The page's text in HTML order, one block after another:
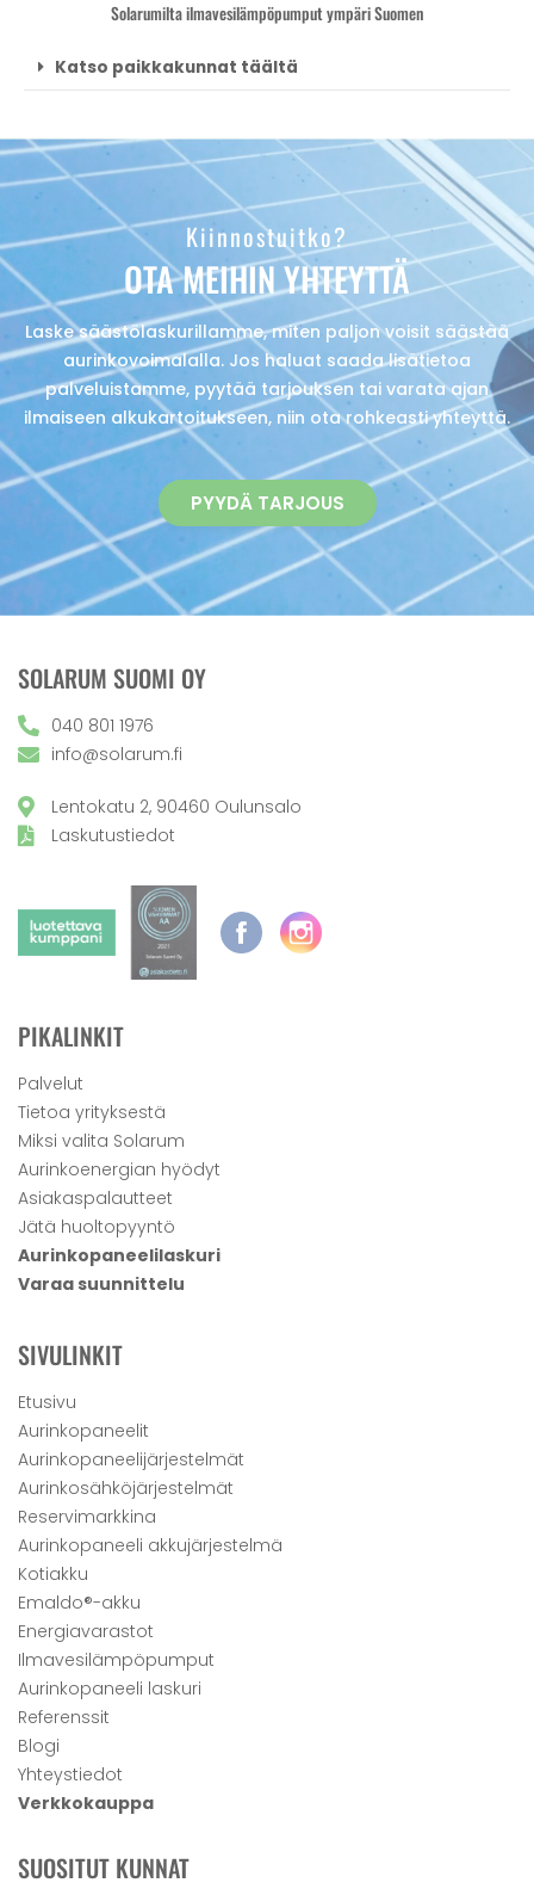
Solarumilta ilmavesilämpöpumput ympäri Suomen
Katso paikkakunnat täältä
Kiinnostuitko?
OTA MEIHIN YHTEYTTÄ
Laske säästölaskurillamme, miten paljon voisit säästää
aurinkovoimalalla. Jos haluat saada lisätietoa
palveluistamme, pyytää tarjouksen tai varata ajan
ilmaiseen alkukartoitukseen, niin ota rohkeasti yhteyttä.
PYYDÄ TARJOUS
SOLARUM SUOMI OY
040 801 1976
info@solarum.fi
Lentokatu 2, 90460 Oulunsalo
Laskutustiedot
PIKALINKIT
Palvelut
Tietoa yrityksestä
Miksi valita Solarum
Aurinkoenergian hyödyt
Asiakaspalautteet
Jätä huoltopyyntö
Aurinkopaneelilaskuri
Varaa suunnittelu
SIVULINKIT
Etusivu
Aurinkopaneelit
Aurinkopaneelijärjestelmät
Aurinkosähköjärjestelmät
Reservimarkkina
Aurinkopaneeli akkujärjestelmä
Kotiakku
Emaldo®-akku
Energiavarastot
Ilmavesilämpöpumput
Aurinkopaneeli laskuri
Referenssit
Blogi
Yhteystiedot
Verkkokauppa
SUOSITUT KUNNAT